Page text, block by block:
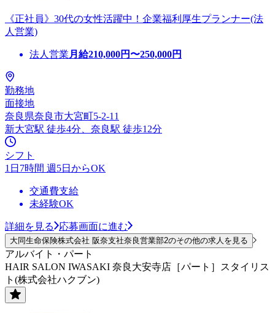
《正社員》30代の女性活躍中！企業福利厚生プランナー(法
人営業)
法人営業 月給210,000円〜250,000円
勤務地
面接地
奈良県奈良市大宮町5-2-11
新大宮駅 徒歩4分、奈良駅 徒歩12分
シフト
1日7時間 週5日からOK
交通費支給
未経験OK
詳細を見る 応募画面に進む
大同生命保険株式会社 阪奈支社奈良営業部2のその他の求人を見る
アルバイト・パート
HAIR SALON IWASAKI 奈良大安寺店［パート］スタイリス
ト(株式会社ハクブン)